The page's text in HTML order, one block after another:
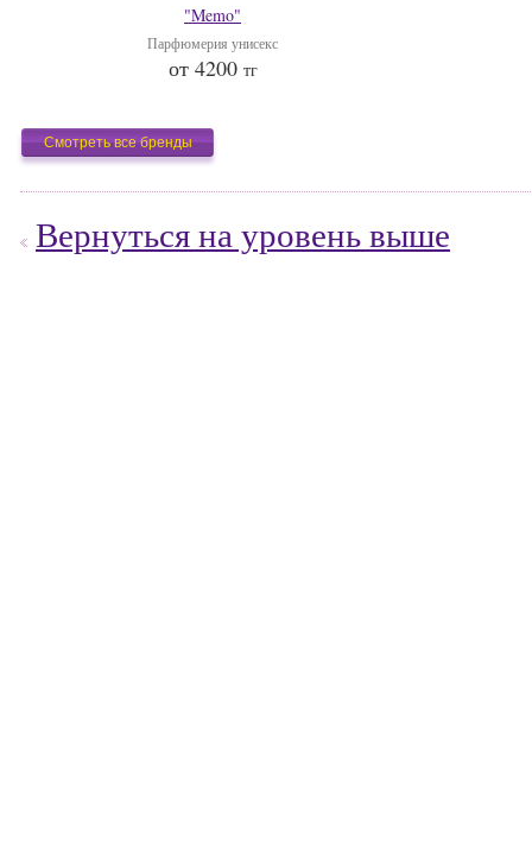
"Memo"
Парфюмерия унисекс
от 4200 тг
Смотреть все бренды
Вернуться на уровень выше